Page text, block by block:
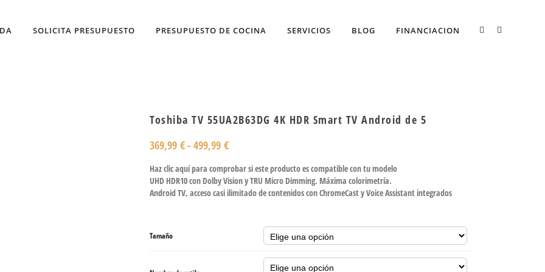
SOLICITA PRESUPUESTO PRESUPUESTO DE COCINA SERVICIOS BLOG FINANCIACION
Toshiba TV 55UA2B63DG 4K HDR Smart TV Android de 5
369,99 €- 499,99 €
Haz clic aquí para comprobar si este producto es compatible con tu modelo
UHD HDR10 con Dolby Vision y TRU Micro Dimming. Máxima colorimetría.
Android TV, acceso casi ilimitado de contenidos con ChromeCast y Voice Assistant integrados
Tamaño